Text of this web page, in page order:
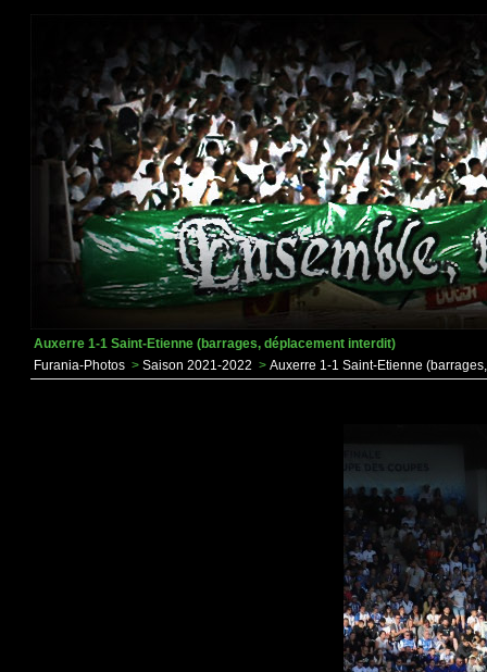
Auxerre 1-1 Saint-Etienne (barrages, déplacement interdit)
Furania-Photos > Saison 2021-2022 > Auxerre 1-1 Saint-Etienne